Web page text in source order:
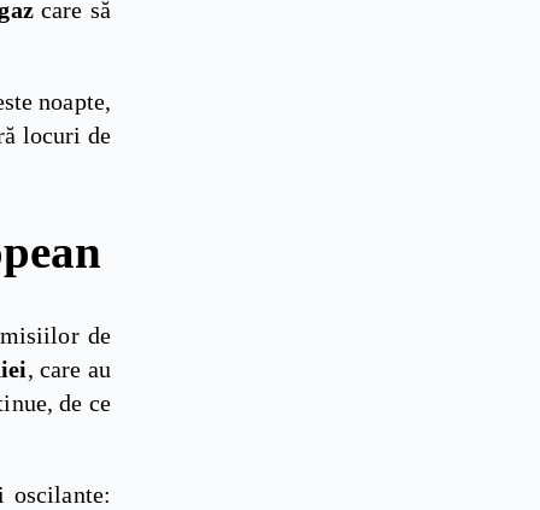
care să
noapte,
locuri de
de
, care au
de ce
oscilante: